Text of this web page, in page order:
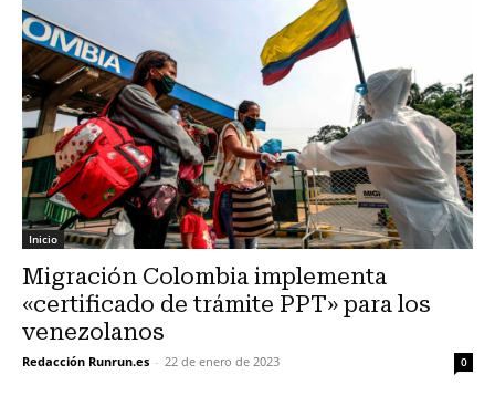
Inicio
Migración Colombia implementa
«certificado de trámite PPT» para los
venezolanos
Redacción Runrun.es - 22 de enero de 2023 0